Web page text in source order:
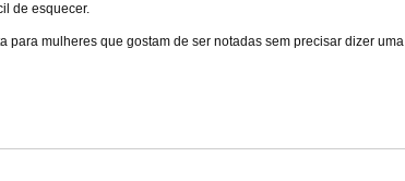
de esquecer.
mulheres que gostam de ser notadas sem precisar dizer uma